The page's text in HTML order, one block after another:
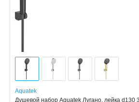
Aquatek
Душевой набор Aquatek Лугано, лейка d130